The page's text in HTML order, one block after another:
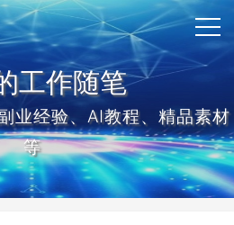
工作随笔
业经验、AI教程、精品素材
等